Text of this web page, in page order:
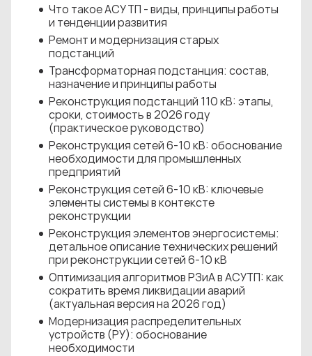
Что такое АСУ ТП - виды, принципы работы
и тенденции развития
Ремонт и модернизация старых
подстанций
Трансформаторная подстанция: состав,
назначение и принципы работы
Реконструкция подстанций 110 кВ: этапы,
сроки, стоимость в 2026 году
(практическое руководство)
Реконструкция сетей 6-10 кВ: обоснование
необходимости для промышленных
предприятий
Реконструкция сетей 6-10 кВ: ключевые
элементы системы в контексте
реконструкции
Реконструкция элементов энергосистемы:
детальное описание технических решений
при реконструкции сетей 6-10 кВ
Оптимизация алгоритмов РЗиА в АСУТП: как
сократить время ликвидации аварий
(актуальная версия на 2026 год)
Модернизация распределительных
устройств (РУ): обоснование
необходимости